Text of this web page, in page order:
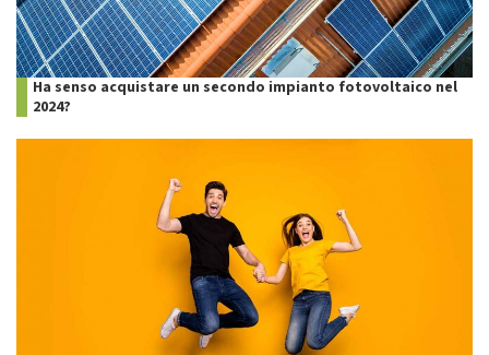
Ha senso acquistare un secondo impianto fotovoltaico nel
2024?